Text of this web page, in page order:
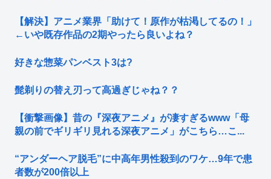
【解決】アニメ業界「助けて！原作が枯渇してるの！」
←いや既存作品の2期やったら良いよね？
好きな惣菜パンベスト3は?
髭剃りの替え刃って高過ぎじゃね？？
【衝撃画像】昔の『深夜アニメ』が凄すぎるwww「母
親の前でギリギリ見れる深夜アニメ」がこちら…こ...
“アンダーヘア脱毛”に中高年男性殺到のワケ…9年で患
者数が200倍以上